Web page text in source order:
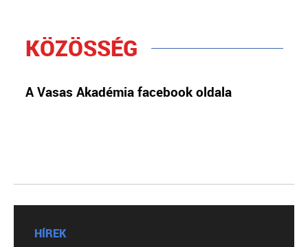
KÖZÖSSÉG
A Vasas Akadémia facebook oldala
HÍREK